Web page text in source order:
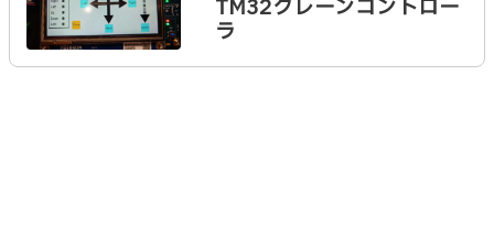
TM32クレーンコントロー
ラ